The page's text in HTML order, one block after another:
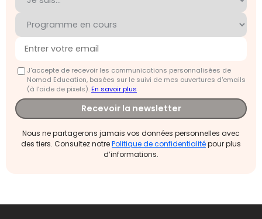
J'accepte de recevoir les communications personnalisées de
Nomad Education, basées sur le suivi de mes ouvertures d'emails
(à l’aide de pixels).En savoir plus
Recevoir la newsletter
Nous ne partagerons jamais vos données personnelles avec
des tiers. Consultez notrePolitique de confidentialitépour plus
d’informations.